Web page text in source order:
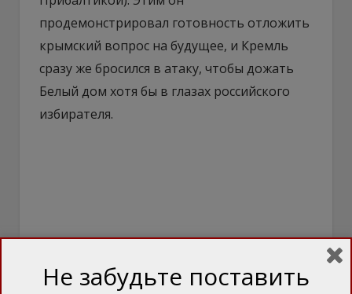
продемонстрировал готовность отложить
крымский вопрос на будущее, и Кремль
сразу же бросился в атаку, чтобы дожать
Белый дом хотя бы в глазах российского
избирателя.
Не забудьте поставить